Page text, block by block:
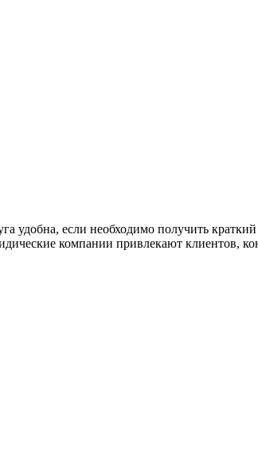
удобна, если необходимо получить
компании привлекают клиентов,